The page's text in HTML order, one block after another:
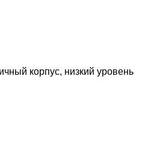
корпус, низкий уровень